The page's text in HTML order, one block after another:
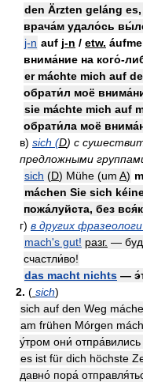
den Ärzten geláng
врача́м удало́сь
j-n auf j-n / etw.
внима́ние на кого́-
er máchte mich auf
обрати́л моё
sie máchte mich auf
обрати́ла моё
в) sich (D) с
предложными
sich (D) Mühe (um A)
máchen Sie sich
пожа́луйста, без
г) в других
mach's gut! разг. —
счастли́во!
das macht nichts —
2. ( sich)
sich auf den Weg
am frühen Mórgen
у́тром они́ отпра́вились
es ist für dich höchste
давно́ пора́